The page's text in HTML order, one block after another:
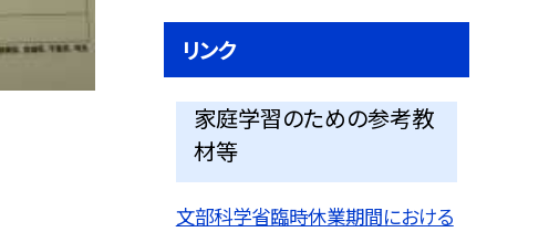
リンク
家庭学習のための参考教
材等
文部科学省臨時休業期間における